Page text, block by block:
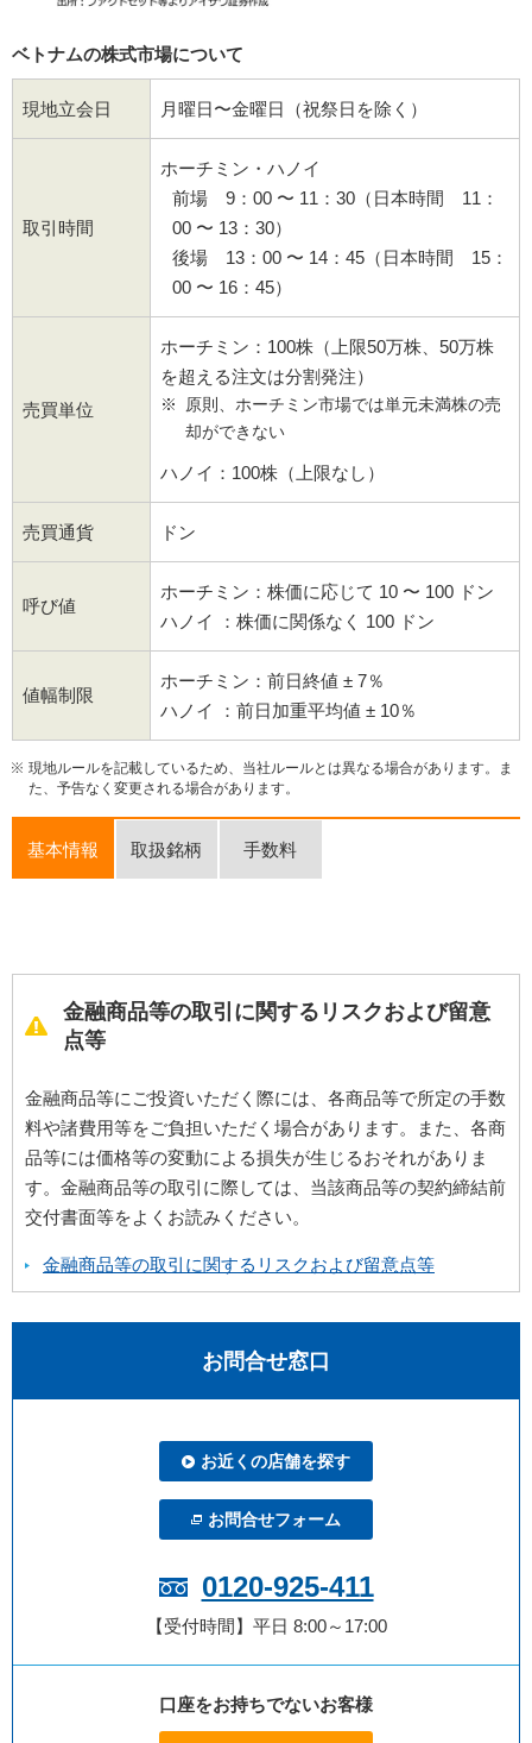
ベトナムの株式市場について
現地立会日 月曜日〜金曜日（祝祭日を除く）
取引時間
ホーチミン・ハノイ
前場 9：00 〜 11：30（日本時間 11：
00 〜 13：30）
後場 13：00 〜 14：45（日本時間 15：
00 〜 16：45）
売買単位
ホーチミン：100株（上限50万株、50万株
を超える注文は分割発注）
原則、ホーチミン市場では単元未満株の売
却ができない
ハノイ：100株（上限なし）
売買通貨 ドン
呼び値
ホーチミン：株価に応じて 10 〜 100 ドン
ハノイ ：株価に関係なく 100 ドン
値幅制限
ホーチミン：前日終値 ± 7％
ハノイ ：前日加重平均値 ± 10％
現地ルールを記載しているため、当社ルールとは異なる場合があります。ま
た、予告なく変更される場合があります。
基本情報 取扱銘柄 手数料
金融商品等の取引に関するリスクおよび留意
点等
金融商品等にご投資いただく際には、各商品等で所定の手数
料や諸費用等をご負担いただく場合があります。また、各商
品等には価格等の変動による損失が生じるおそれがありま
す。金融商品等の取引に際しては、当該商品等の契約締結前
交付書面等をよくお読みください。
金融商品等の取引に関するリスクおよび留意点等
お問合せ窓口
お近くの店舗を探す
お問合せフォーム
0120-925-411
【受付時間】平日 8:00～17:00
口座をお持ちでないお客様